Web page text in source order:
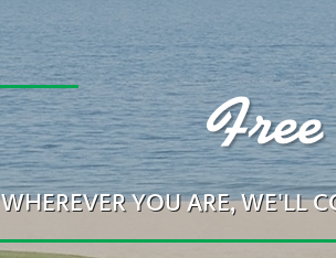
WHEREVER YOU ARE, WE'LL